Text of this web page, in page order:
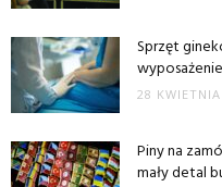
Sprzęt
28
Piny na
mały detal